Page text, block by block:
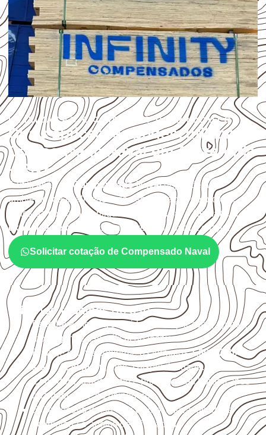
UTILIZAÇÃO E CUIDADOS DO PRODUTO
Quais aplicações podem utilizar
Compensado Naval em Alexandria
– RN?
A utilização do Compensado Navaldepende do
ambiente, da finalidade e da especificação do projeto.
Antes da cotação, verifique a
espessura, o formato, a
exposição e o acabamento
previstos para a chapa.
Solicitar cotação de Compensado Naval
Critérios técnicos de uso
Escolha a medida considerando aplicação, apoios,
montagem e especificação técnica.
Planeje o corte conforme os formatos1,60 × 2,20 m e
1,60 × 2,50 m, sujeitos à disponibilidade.
Considere acabamento e proteção das bordas após
qualquer corte ou usinagem.
Evite contato direto com o solo, chuva, umidade
acumulada e apoios desnivelados.